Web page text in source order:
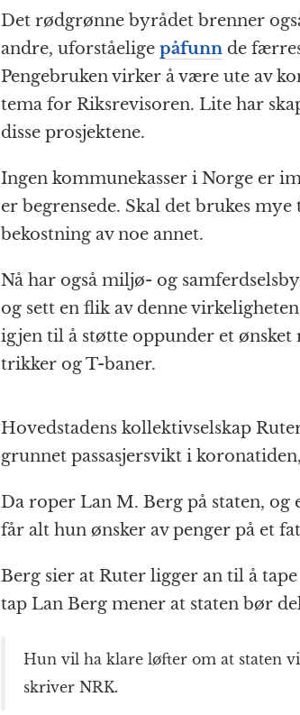
Det rødgrønne byrådet brenner
andre, uforståelige påfunn de
Pengebruken virker å være ute av
tema for Riksrevisoren. Lite har
disse prosjektene.
Ingen kommunekasser i Norge er
er begrensede. Skal det brukes
bekostning av noe annet.
Nå har også miljø- og
og sett en flik av denne
igjen til å støtte oppunder et
trikker og T-baner.
Hovedstadens kollektivselskap
grunnet passasjersvikt i
Da roper Lan M. Berg på staten,
får alt hun ønsker av penger på et
Berg sier at Ruter ligger an til å
tap Lan Berg mener at staten bør
Hun vil ha klare løfter om at staten
skriver NRK.